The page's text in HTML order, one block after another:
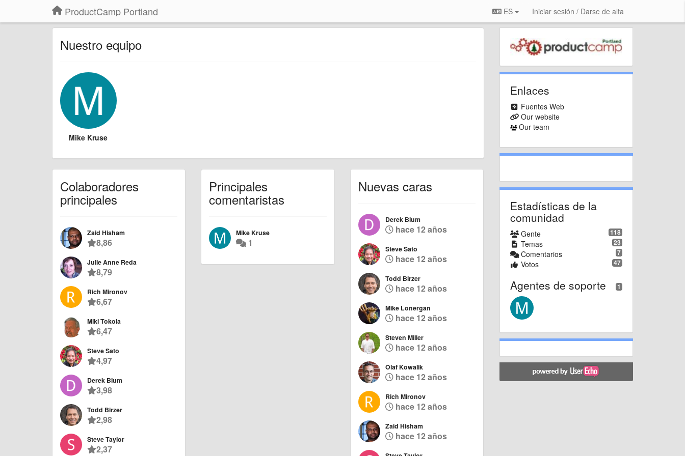
ProductCamp Portland ES Iniciar sesión / Darse de alta
Nuestro equipo
Mike Kruse
Colaboradores
principales
Zaid Hisham
8,86
Julie Anne Reda
8,79
Rich Mironov
6,67
Miki Tokola
6,47
Steve Sato
4,97
Derek Blum
3,98
Todd Birzer
2,98
Steve Taylor
2,37
Principales
comentaristas
Mike Kruse
1
Nuevas caras
Derek Blum
hace 12 años
Steve Sato
hace 12 años
Todd Birzer
hace 12 años
Mike Lonergan
hace 12 años
Steven Miller
hace 12 años
Olaf Kowalik
hace 12 años
Rich Mironov
hace 12 años
Zaid Hisham
hace 12 años
Enlaces
Fuentes Web
Our website
Our team
Estadísticas de la
comunidad
118
Gente
23
Temas
7
Comentarios
47
Votos
1
Agentes de soporte